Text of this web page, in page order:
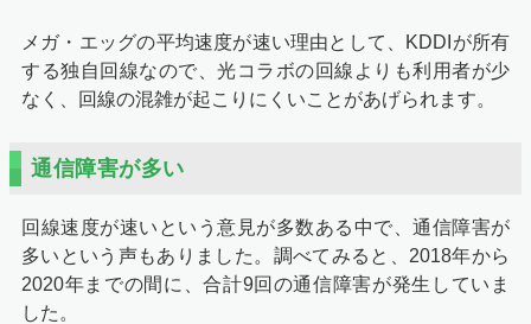
メガ・エッグの平均速度が速い理由として、KDDIが所有
する独自回線なので、光コラボの回線よりも利用者が少
なく、回線の混雑が起こりにくいことがあげられます。
通信障害が多い
回線速度が速いという意見が多数ある中で、通信障害が
多いという声もありました。調べてみると、2018年から
2020年までの間に、合計9回の通信障害が発生していま
した。